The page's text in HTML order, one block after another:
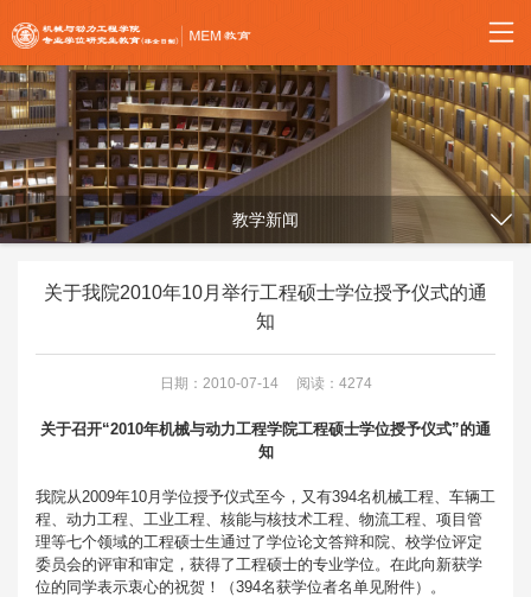
教学新闻
关于我院2010年10月举行工程硕士学位授予仪式的通
知
日期：2010-07-14 阅读：4274
关于召开“2010年机械与动力工程学院工程硕士学位授予仪式”的通
知
我院从2009年10月学位授予仪式至今，又有394名机械工程、车辆工
程、动力工程、工业工程、核能与核技术工程、物流工程、项目管
理等七个领域的工程硕士生通过了学位论文答辩和院、校学位评定
委员会的评审和审定，获得了工程硕士的专业学位。在此向新获学
位的同学表示衷心的祝贺！（394名获学位者名单见附件）。